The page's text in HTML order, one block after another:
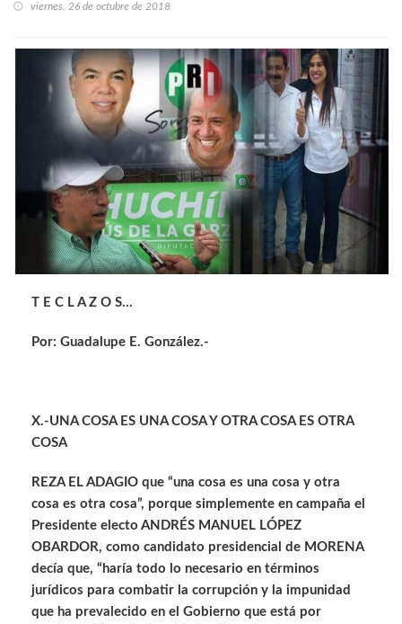
viernes, 26 de octubre de 2018
T E C L A Z O S…
Por: Guadalupe E. González.-
X.-UNA COSA ES UNA COSA Y OTRA COSA ES OTRA
COSA
REZA EL ADAGIO que “una cosa es una cosa y otra
cosa es otra cosa”, porque simplemente en campaña el
Presidente electo ANDRÉS MANUEL LÓPEZ
OBARDOR, como candidato presidencial de MORENA
decía que, “haría todo lo necesario en términos
jurídicos para combatir la corrupción y la impunidad
que ha prevalecido en el Gobierno que está por